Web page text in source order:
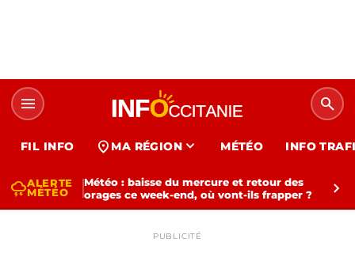
menu search
FIL INFO location_on MA RÉGION expand_more MÉTÉO INFO
thunderstormALERTE
MÉTÉO
Météo : baisse du mercure et retour des
orages ce week-end, où vont-ils frapper ?
chevron_right
PUBLICITÉ